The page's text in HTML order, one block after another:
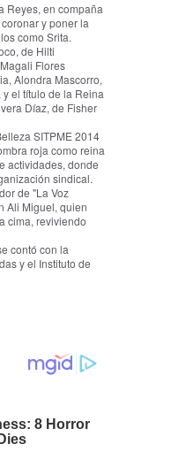
Reyes, en compaña
y poner la
como Srita.
de Hilti
Flores
Alondra Mascorro,
el título de la Reina
Díaz, de Fisher
SITPME 2014
roja como reina
actividades, donde
sindical.
de "La Voz
Ali Miguel, quien
cima, reviviendo
contó con la
y el Instituto de